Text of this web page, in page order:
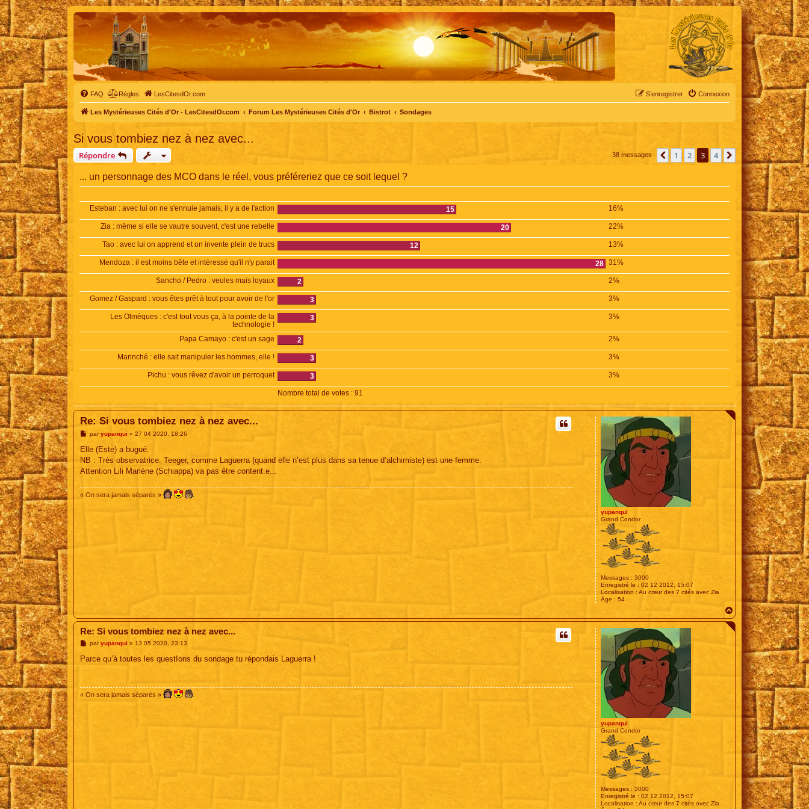
FAQ Règles LesCitesdOr.com Connexion
S’enregistrer
Les Mystérieuses Cités d'Or - LesCitesdOr.com Forum Les Mystérieuses Cités d'Or Bistrot Sondages
Si vous tombiez nez à nez avec...
Répondre 38 messages Précédente
1 2 3 4 Suivante
... un personnage des MCO dans le réel, vous préféreriez que ce soit lequel ?
Esteban : avec lui on ne s'ennuie jamais, il y a de l'action 15 16%
Zia : même si elle se vautre souvent, c'est une rebelle 20 22%
Tao : avec lui on apprend et on invente plein de trucs 12 13%
Mendoza : il est moins bête et intéressé qu'il n'y parait 28 31%
Sancho / Pedro : veules mais loyaux 2 2%
Gomez / Gaspard : vous êtes prêt à tout pour avoir de l'or 3 3%
Les Olmèques : c'est tout vous ça, à la pointe de la
technologie !
3 3%
Papa Camayo : c'est un sage 2 2%
Marinché : elle sait manipuler les hommes, elle ! 3 3%
Pichu : vous rêvez d'avoir un perroquet 3 3%
Nombre total de votes : 91
yupanqui
Grand Condor
Messages : 3000
Enregistré le : 02 12 2012, 15:07
Localisation : Au cœur des 7 cités avec Zia
Âge : 54
Re: Si vous tombiez nez à nez avec...
M
s
a
g
paryupanqui » 27 04 2020, 18:26
Elle (Este) a bugué.
NB : Très observatrice. Teeger, comme Laguerra (quand elle n’est plus dans sa tenue d’alchimiste) est une femme.
Attention Lili Marlène (Schiappa) va pas être content.e...
« On sera jamais séparés »
a
u
yupanqui
Grand Condor
Messages : 3000
Enregistré le : 02 12 2012, 15:07
Localisation : Au cœur des 7 cités avec Zia
Re: Si vous tombiez nez à nez avec...
M
s
par yupanqui » 13 05 2020, 23:13
Parce qu’à toutes les questIons du sondage tu répondais Laguerra !
« On sera jamais séparés »